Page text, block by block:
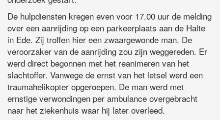
De hulpdiensten kregen even voor 17.00 uur de melding
over een aanrijding op een parkeerplaats aan de Halte
in Ede. Zij troffen hier een zwaargewonde man. De
veroorzaker van de aanrijding zou zijn weggereden. Er
werd direct begonnen met het reanimeren van het
slachtoffer. Vanwege de ernst van het letsel werd een
traumahelikopter opgeroepen. De man werd met
ernstige verwondingen per ambulance overgebracht
naar het ziekenhuis waar hij later overleed.